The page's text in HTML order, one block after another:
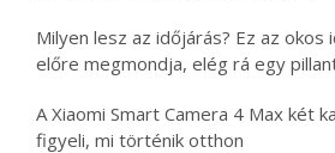
Milyen lesz az időjárás? Ez az okos
előre megmondja, elég rá egy
A Xiaomi Smart Camera 4 Max két
figyeli, mi történik otthon